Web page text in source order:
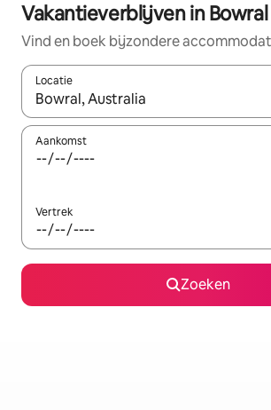
Vakantieverblijven in Bowral
Vind en boek bijzondere
Locatie
Wanneer er resultaten beschikbaar
Aankomst
Vertrek
Zoeken